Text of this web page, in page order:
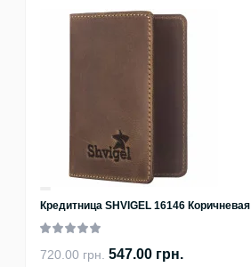
Кредитница SHVIGEL 16146 Коричневая
720.00 грн. 547.00 грн.